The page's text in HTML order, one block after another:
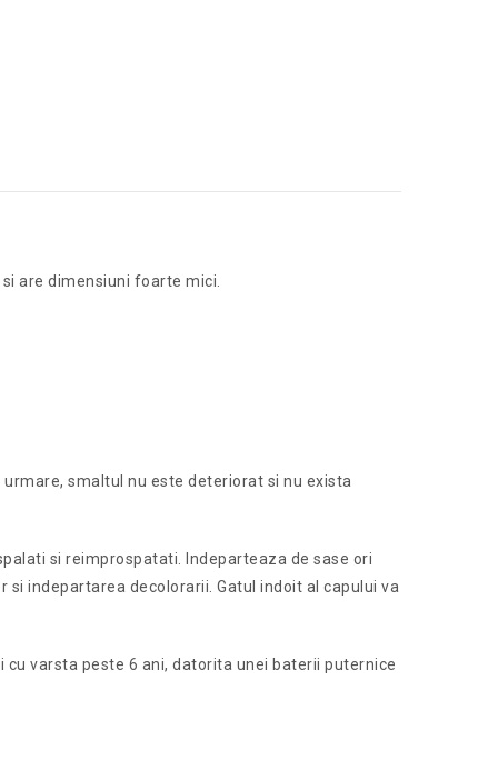
are dimensiuni foarte mici.
smaltul nu este deteriorat si nu exista
si reimprospatati. Indeparteaza de sase ori
indepartarea decolorarii. Gatul indoit al capului va
varsta peste 6 ani, datorita unei baterii puternice